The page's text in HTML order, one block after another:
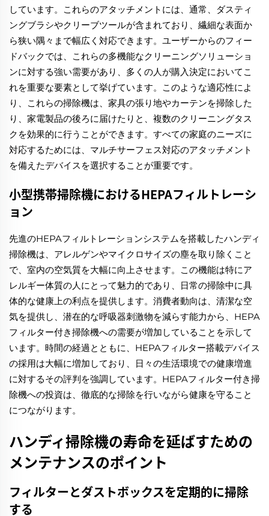
しています。これらのアタッチメントには、通常、ダスティ
ングブラシやクリーブツールが含まれており、繊細な表面か
ら狭い隅々まで幅広く対応できます。ユーザーからのフィー
ドバックでは、これらの多機能なクリーニングソリューショ
ンに対する強い需要があり、多くの人が購入決定においてこ
れを重要な要素として挙げています。このような適応性によ
り、これらの掃除機は、家具の張り地やカーテンを掃除した
り、家電製品の後ろに届けたりと、複数のクリーニングタス
クを効果的に行うことができます。すべての家庭のニーズに
対応するためには、マルチサーフェス対応のアタッチメント
を備えたデバイスを選択することが重要です。
小型携帯掃除機におけるHEPAフィルトレーシ
ョン
先進のHEPAフィルトレーションシステムを搭載したハンディ
掃除機は、アレルゲンやマイクロサイズの塵を取り除くこと
で、室内の空気質を大幅に向上させます。この機能は特にア
レルギー体質の人にとって魅力的であり、日常の掃除中に具
体的な健康上の利点を提供します。消費者動向は、清潔な空
気を提供し、潜在的な呼吸器刺激物を減らす能力から、HEPA
フィルター付き掃除機への需要が増加していることを示して
います。時間の経過とともに、HEPAフィルター搭載デバイス
の採用は大幅に増加しており、日々の生活環境での健康増進
に対するその評判を強調しています。HEPAフィルター付き掃
除機への投資は、徹底的な掃除を行いながら健康を守ること
につながります。
ハンディ掃除機の寿命を延ばすための
メンテナンスのポイント
フィルターとダストボックスを定期的に掃除
する